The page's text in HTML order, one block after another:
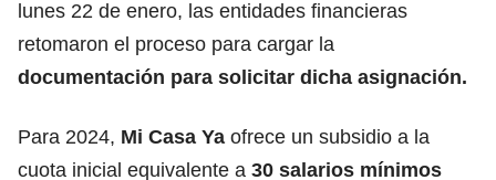
lunes 22 de enero, las entidades financieras
retomaron el proceso para cargar la
documentación para solicitar dicha asignación.
Para 2024, Mi Casa Ya ofrece un subsidio a la
cuota inicial equivalente a 30 salarios mínimos